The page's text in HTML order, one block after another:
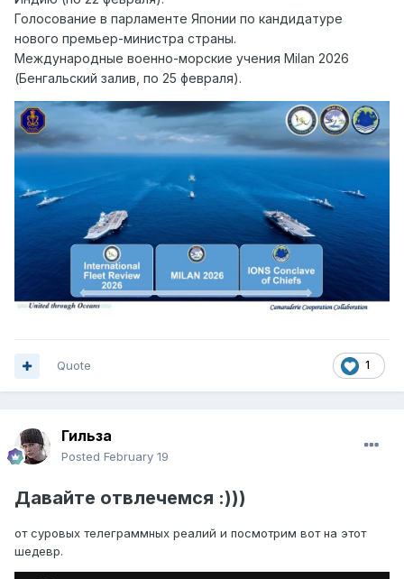
Голосование в парламенте Японии по кандидатуре
нового премьер-министра страны.
Международные военно-морские учения Milan 2026
(Бенгальский залив, по 25 февраля).
1
Quote
Гильза
Posted February 19
Давайте отвлечемся :)))
от суровых телеграммных реалий и посмотрим вот на этот
шедевр.